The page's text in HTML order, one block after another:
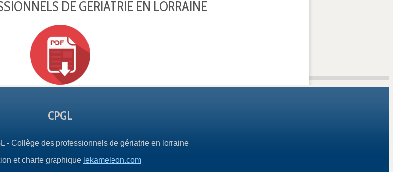
DE GÉRIATRIE EN LORRAINE
CPGL
- Collège des professionnels de gériatrie en lorraine
et charte graphique lekameleon.com